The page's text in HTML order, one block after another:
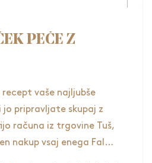
PEČE Z
recept vaše najljubše
jo pripravljate skupaj z
računa iz trgovine Tuš,
nakup vsaj enega Fala